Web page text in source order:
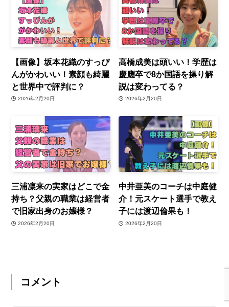
【画像】坂本花織のすっぴ
んがかわいい！素顔も綺麗
と世界中で評判に？
2026年2月20日
高橋成美は頭いい！学歴は
慶應卒で8か国語を操り解
説は変わってる？
2026年2月20日
三浦凛来の実家はどこで金
持ち？父親の職業は経営者
で旧家出身のお嬢様？
2026年2月20日
中井亜美のコーチは中庭健
介！元スケート選手で教え
子には渡辺倫果も！
2026年2月20日
コメント